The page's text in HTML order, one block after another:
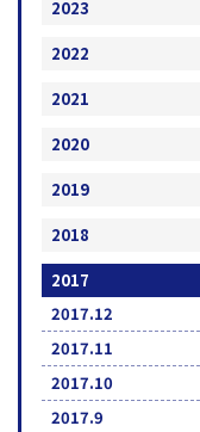
2023
2022
2021
2020
2019
2018
2017
2017.12
2017.11
2017.10
2017.9